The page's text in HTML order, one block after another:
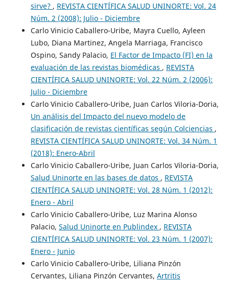
sirve? , REVISTA CIENTÍFICA SALUD UNINORTE: Vol. 24
Núm. 2 (2008): Julio - Diciembre
Carlo Vinicio Caballero-Uribe, Mayra Cuello, Ayleen
Lubo, Diana Martinez, Angela Marriaga, Francisco
Ospino, Sandy Palacio, El Factor de Impacto (FI) en la
evaluación de las revistas biomédicas , REVISTA
CIENTÍFICA SALUD UNINORTE: Vol. 22 Núm. 2 (2006):
Julio - Diciembre
Carlo Vinicio Caballero-Uribe, Juan Carlos Viloria-Doria,
Un análisis del Impacto del nuevo modelo de
clasificación de revistas científicas según Colciencias ,
REVISTA CIENTÍFICA SALUD UNINORTE: Vol. 34 Núm. 1
(2018): Enero-Abril
Carlo Vinicio Caballero-Uribe, Juan Carlos Viloria-Doria,
Salud Uninorte en las bases de datos , REVISTA
CIENTÍFICA SALUD UNINORTE: Vol. 28 Núm. 1 (2012):
Enero - Abril
Carlo Vinicio Caballero-Uribe, Luz Marina Alonso
Palacio, Salud Uninorte en Publindex , REVISTA
CIENTÍFICA SALUD UNINORTE: Vol. 23 Núm. 1 (2007):
Enero - Junio
Carlo Vinicio Caballero-Uribe, Liliana Pinzón
Cervantes, Liliana Pinzón Cervantes, Artritis